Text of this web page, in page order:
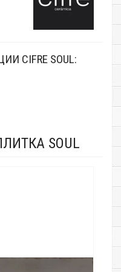
CIFRE SOUL:
SOUL